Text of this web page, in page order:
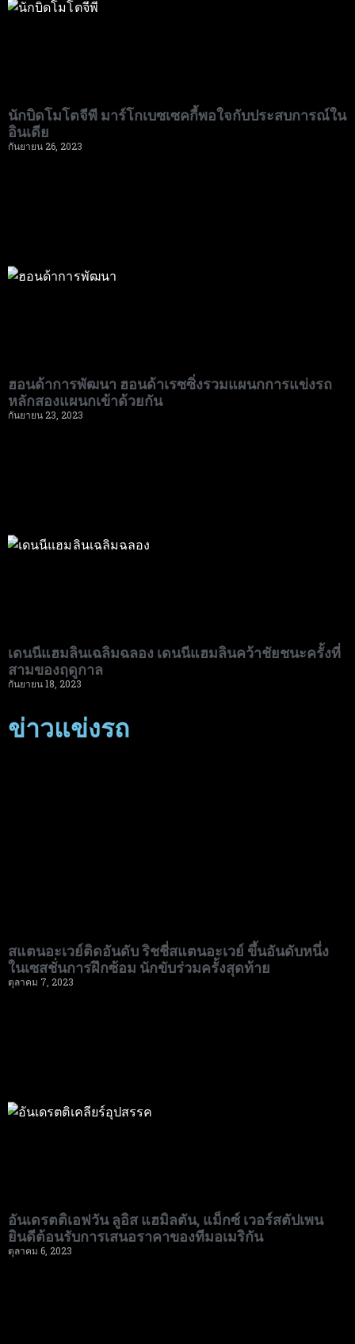
นักบิดโมโตจีพี มาร์โกเบซเซคกี้พอใจกับประสบการณ์ใน
อินเดีย
กันยายน 26, 2023
ฮอนด้าการพัฒนา ฮอนด้าเรซซิ่งรวมแผนกการแข่งรถ
หลักสองแผนกเข้าด้วยกัน
กันยายน 23, 2023
เดนนีแฮมลินเฉลิมฉลอง เดนนีแฮมลินคว้าชัยชนะครั้งที่
สามของฤดูกาล
กันยายน 18, 2023
ข่าวแข่งรถ
สแตนอะเวย์ติดอันดับ ริชชี่สแตนอะเวย์ ขึ้นอันดับหนึ่ง
ในเซสชั่นการฝึกซ้อม นักขับร่วมครั้งสุดท้าย
ตุลาคม 7, 2023
อันเดรตติเอฟวัน ลูอิส แฮมิลตัน, แม็กซ์ เวอร์สตัปเพน
ยินดีต้อนรับการเสนอราคาของทีมอเมริกัน
ตุลาคม 6, 2023